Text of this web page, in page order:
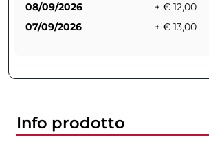
08/09/2026
+ € 12,00
07/09/2026
+ € 13,00
Info prodotto